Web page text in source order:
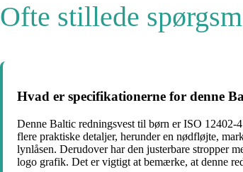
Ofte stillede
Hvad er specifikationerne for denne
Denne Baltic redningsvest til børn er ISO 12402-
flere praktiske detaljer, herunder en nødfløjte,
lynlåsen. Derudover har den justerbare stropper
logo grafik. Det er vigtigt at bemærke, at denne